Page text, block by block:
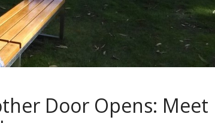
Door Opens: Meet